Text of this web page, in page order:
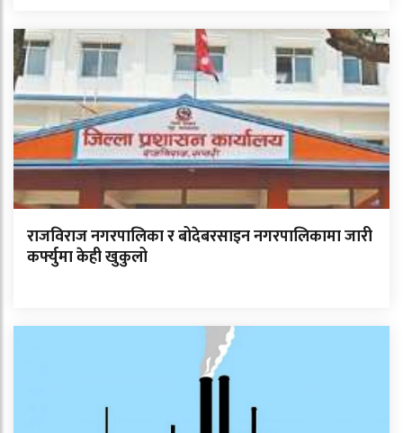
राजविराज नगरपालिका र बोदेबरसाइन नगरपालिकामा जारी
कर्फ्युमा केही खुकुलो